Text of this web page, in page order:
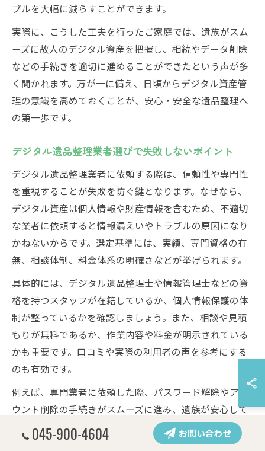
ブルを大幅に減らすことができます。
実際に、こうした工夫を行ったご家庭では、遺族がスム
ーズに故人のデジタル資産を把握し、相続やデータ削除
などの手続きを適切に進めることができたという声が多
く聞かれます。万が一に備え、日頃からデジタル資産管
理の意識を高めておくことが、安心・安全な遺品整理へ
の第一歩です。
デジタル遺品整理業者選びで失敗しないポイント
デジタル遺品整理業者に依頼する際は、信頼性や専門性
を重視することが失敗を防ぐ鍵となります。なぜなら、
デジタル資産は個人情報や財産情報を含むため、不適切
な業者に依頼すると情報漏えいやトラブルの原因になり
かねないからです。選定基準には、実績、専門資格の有
無、相談体制、料金体系の明確さなどが挙げられます。
具体的には、デジタル遺品整理士や情報管理士などの資
格を持つスタッフが在籍しているか、個人情報保護の体
制が整っているかを確認しましょう。また、相談や見積
もりが無料であるか、作業内容や料金が明示されている
かも重要です。口コミや実際の利用者の声を参考にする
のも有効です。
例えば、専門業者に依頼した際、パスワード解除やアカ
ウント削除の手続きがスムーズに進み、遺族が安心して
遺品整理を終えられたという事例もあります。業者選び
で迷った場合は、複数社に相談して比較検討することも
045-900-4604 お問い合わせ